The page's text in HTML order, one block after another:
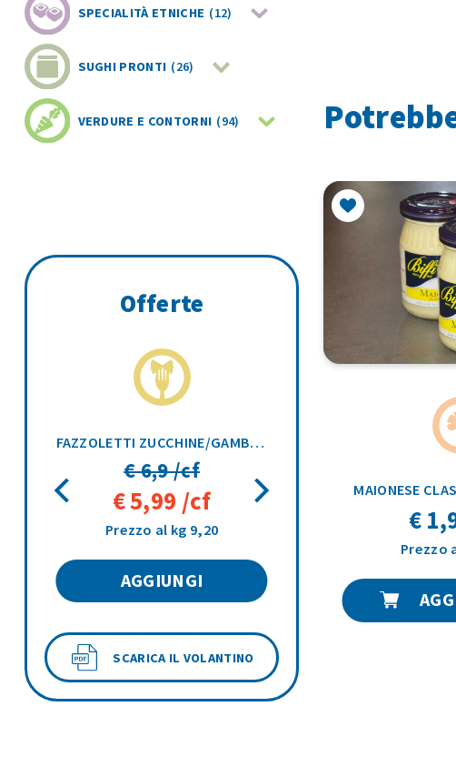
SPECIALITÀ ETNICHE (12)
SUGHI PRONTI (26)
VERDURE E CONTORNI (94)
Offerte
FAZZOLETTI ZUCCHINE/GAMBERETTI 10PZ 750G
€ 6,9 /cf
€ 5,99 /cf
Prezzo al kg 9,20
AGGIUNGI
SCARICA IL VOLANTINO
MAIONESE
€
Prezzo